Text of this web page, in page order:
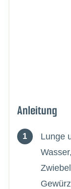
Anleitung
Lunge